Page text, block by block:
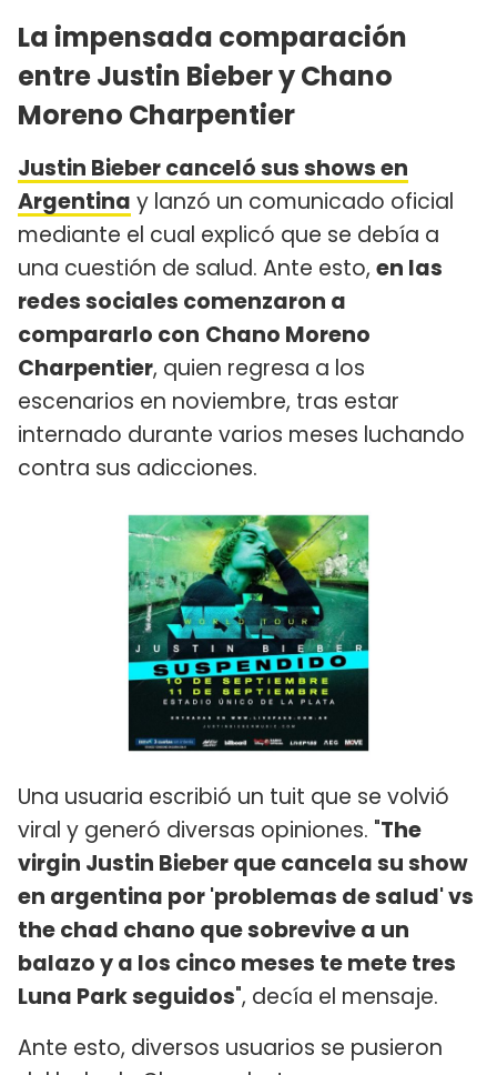
La impensada comparación
entre Justin Bieber y Chano
Moreno Charpentier
Justin Bieber canceló sus shows en
Argentina y lanzó un comunicado oficial
mediante el cual explicó que se debía a
una cuestión de salud. Ante esto, en las
redes sociales comenzaron a
compararlo con Chano Moreno
Charpentier, quien regresa a los
escenarios en noviembre, tras estar
internado durante varios meses luchando
contra sus adicciones.
Una usuaria escribió un tuit que se volvió
viral y generó diversas opiniones. "The
virgin Justin Bieber que cancela su show
en argentina por 'problemas de salud' vs
the chad chano que sobrevive a un
balazo y a los cinco meses te mete tres
Luna Park seguidos", decía el mensaje.
Ante esto, diversos usuarios se pusieron